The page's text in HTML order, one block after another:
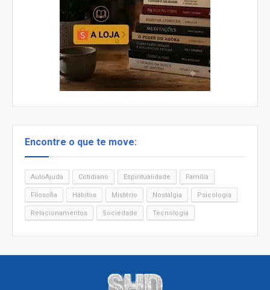
Encontre o que te move:
AutoAjuda Cotidiano Espiritualidade Família
Filosofia Hábitos Mistério Nostalgia Psicologia
Relacionamentos Sociedade Tecnologia